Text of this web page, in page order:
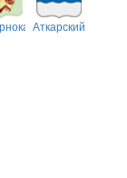
Аткарский